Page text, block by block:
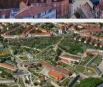
Gelände der Bundesgartenschau
Erfurt 2021 mit Blumen,
architektonischen Veränderungen
und Gartenlandschaft.